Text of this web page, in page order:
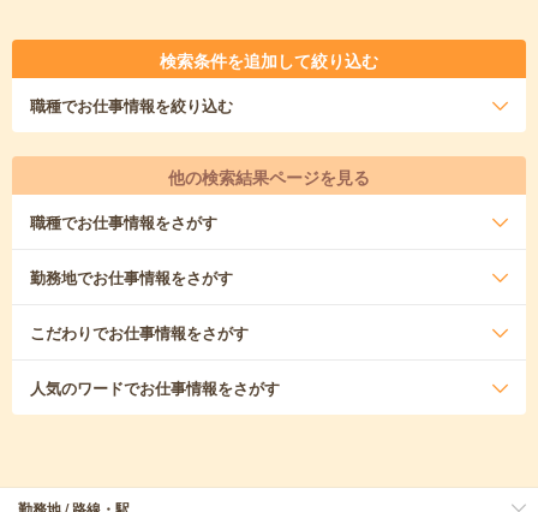
検索条件を追加して絞り込む
職種でお仕事情報を絞り込む
他の検索結果ページを見る
職種でお仕事情報をさがす
勤務地でお仕事情報をさがす
こだわりでお仕事情報をさがす
人気のワードでお仕事情報をさがす